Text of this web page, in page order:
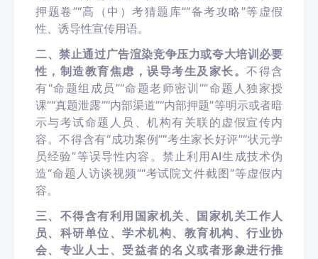
押题卷”“高（中）考猜题库”“备考攻略”等虚假
性、诱导性宣传用语。
二、禁止通过广告渲染竞争压力或夸大培训必要
性，制造教育焦虑，误导考生及家长。不得含
有“命题组成员”“命题老师密训”“命题人独家授
课”“真题泄露”“内部渠道”“内部押题”等明示或者暗
示与考试命题人员、机构有关联的虚假宣传内
容。不得含有“成功案例”“考生家长好评”“状元学
员经验”等误导性内容。禁止利用AI生成技术伪
造“命题人访谈视频”“考试院文件截图”等虚假内
容。
三、不得含有利用国家机关、国家机关工作人
员、科研单位、学术机构、教育机构、行业协
会、专业人士、受益者的名义或者形象进行推